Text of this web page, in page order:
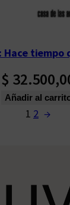
Hace
$
Añadir al
1 2 →